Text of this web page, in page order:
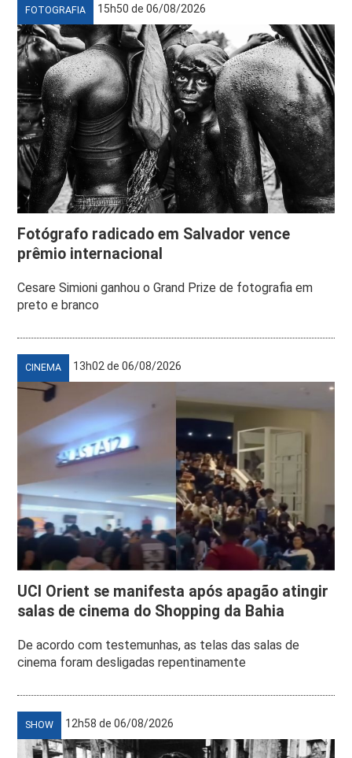
FOTOGRAFIA 15h50 de 06/08/2026
Fotógrafo radicado em Salvador vence
prêmio internacional
Cesare Simioni ganhou o Grand Prize de fotografia em
preto e branco
CINEMA 13h02 de 06/08/2026
UCI Orient se manifesta após apagão atingir
salas de cinema do Shopping da Bahia
De acordo com testemunhas, as telas das salas de
cinema foram desligadas repentinamente
SHOW 12h58 de 06/08/2026